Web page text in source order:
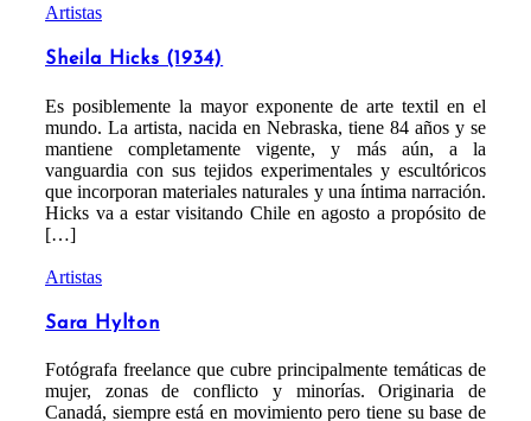
Artistas
Sheila Hicks (1934)
Es posiblemente la mayor exponente de arte textil en el
mundo. La artista, nacida en Nebraska, tiene 84 años y se
mantiene completamente vigente, y más aún, a la
vanguardia con sus tejidos experimentales y escultóricos
que incorporan materiales naturales y una íntima narración.
Hicks va a estar visitando Chile en agosto a propósito de
[…]
Artistas
Sara Hylton
Fotógrafa freelance que cubre principalmente temáticas de
mujer, zonas de conflicto y minorías. Originaria de
Canadá, siempre está en movimiento pero tiene su base de